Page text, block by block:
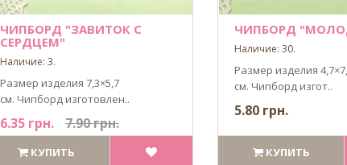
ЧИПБОРД "ЗАВИТОК С
СЕРДЦЕМ"
Наличие: 3.
Размер изделия 7,3×5,7
см. Чипборд изготовлен..
6.35 грн. 7.90 грн.
КУПИТЬ
ЧИПБОРД
Наличие: 30.
Размер изделия
см. Чипборд изгот..
5.80 грн.
КУПИТЬ